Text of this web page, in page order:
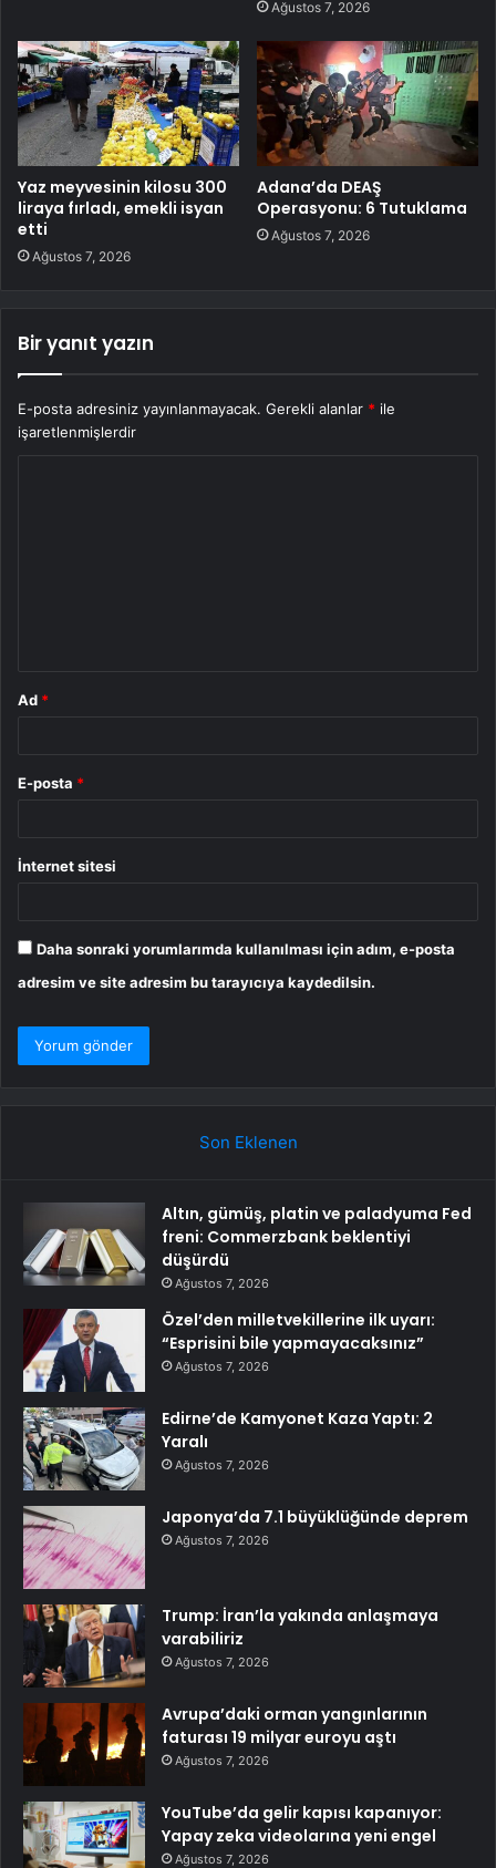
Ağustos 7, 2026
Yaz meyvesinin kilosu 300
liraya fırladı, emekli isyan
etti
Ağustos 7, 2026
Adana’da DEAŞ
Operasyonu: 6 Tutuklama
Ağustos 7, 2026
Bir yanıt yazın
E-posta adresiniz yayınlanmayacak. Gerekli alanlar * ile
işaretlenmişlerdir
Ad *
E-posta *
İnternet sitesi
Daha sonraki yorumlarımda kullanılması için adım, e-posta
adresim ve site adresim bu tarayıcıya kaydedilsin.
Son Eklenen
Altın, gümüş, platin ve paladyuma Fed
freni: Commerzbank beklentiyi
düşürdü
Ağustos 7, 2026
Özel’den milletvekillerine ilk uyarı:
“Esprisini bile yapmayacaksınız”
Ağustos 7, 2026
Edirne’de Kamyonet Kaza Yaptı: 2
Yaralı
Ağustos 7, 2026
Japonya’da 7.1 büyüklüğünde deprem
Ağustos 7, 2026
Trump: İran’la yakında anlaşmaya
varabiliriz
Ağustos 7, 2026
Avrupa’daki orman yangınlarının
faturası 19 milyar euroyu aştı
Ağustos 7, 2026
YouTube’da gelir kapısı kapanıyor:
Yapay zeka videolarına yeni engel
Ağustos 7, 2026